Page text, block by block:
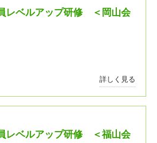
レベルアップ研修 ＜岡山会
詳しく見る
レベルアップ研修 ＜福山会